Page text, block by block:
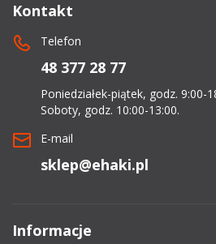
Kontakt
Telefon
48 377 28 77
Poniedziałek-piątek, godz. 9:00-
Soboty, godz. 10:00-13:00.
E-mail
sklep@ehaki.pl
Informacje